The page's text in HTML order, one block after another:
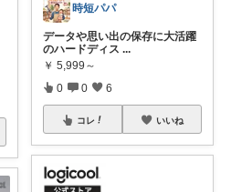
時短パパ
データや思い出の保存に大活躍
のハードディス ...
￥ 5,999～
0 0 6
コレ いいね